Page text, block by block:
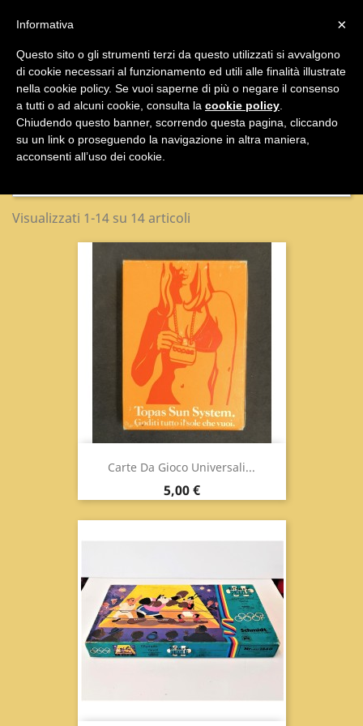


Giochi
Visualizzati 1-14 su 14 articoli
Carte Da Gioco Universali...
Prezzo
5,00 €
×
Informativa
Questo sito o gli strumenti terzi da questo utilizzati si avvalgono
di cookie necessari al funzionamento ed utili alle finalità illustrate
nella cookie policy. Se vuoi saperne di più o negare il consenso
a tutti o ad alcuni cookie, consulta la cookie policy
Chiudendo questo banner, scorrendo questa pagina, cliccando
su un link o proseguendo la navigazione in altra maniera,
acconsenti all’uso dei cookie.